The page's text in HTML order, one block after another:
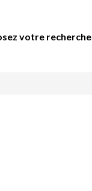
votre recherche